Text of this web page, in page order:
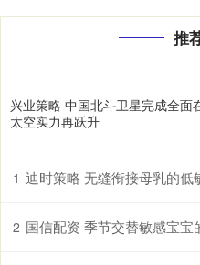
推
兴业策略 中国北斗卫星完成全面
太空实力再跃升
1 迪时策略 无缝衔接母乳的低
2 国信配资 季节交替敏感宝宝的奶粉